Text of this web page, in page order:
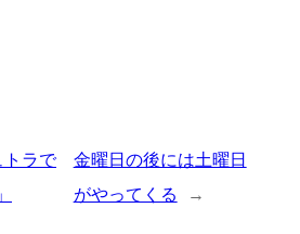
トラで
金曜日の後には土曜日
がやってくる
→